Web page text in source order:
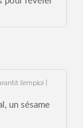
l’emploi |
un sésame